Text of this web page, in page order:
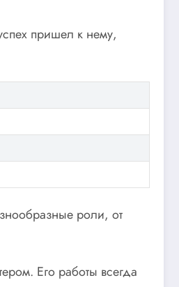
пришел к нему,
роли, от
Его работы всегда